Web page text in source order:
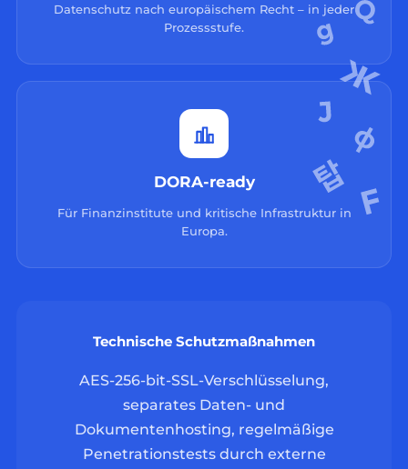
Datenschutz nach europäischem Recht – in jeder
Prozessstufe.
DORA-ready
Für Finanzinstitute und kritische Infrastruktur in
Europa.
Technische Schutzmaßnahmen
AES-256-bit-SSL-Verschlüsselung,
separates Daten- und
Dokumentenhosting, regelmäßige
Penetrationstests durch externe